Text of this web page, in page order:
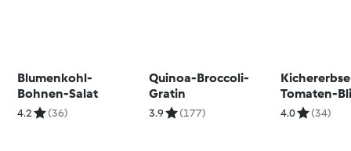
Blumenkohl-
Bohnen-Salat
4.2 (36)
Quinoa-Broccoli-
Gratin
3.9 (177)
Tomaten-
4.0 (34)